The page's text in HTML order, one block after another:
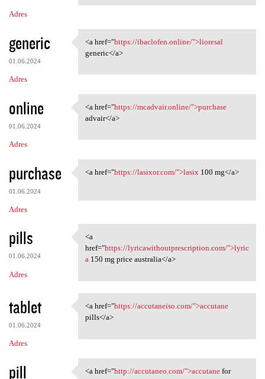
Adres
generic
01.06.2024
Adres
<a href="https://ibaclofen
<a href="https://ibaclofen.online/">lioresal
generic</a>
online
01.06.2024
Adres
<a href="https://mcadvair
<a href="https://mcadvair.online/">purchase
advair</a>
purchase
01.06.2024
Adres
<a href="https://lasixor.com/
<a href="https://lasixor.com/">lasix 100 mg</a>
pills
01.06.2024
Adres
<a href="https:/
<a
href="https://lyricawithoutprescription.com/">lyric
a150 mg price australia</a>
tablet
01.06.2024
Adres
<a href="https://accutaneiso
<a href="https://accutaneiso.com/">accutane
pills</a>
pill <a href="http://accutaneo.com/">accutanefor